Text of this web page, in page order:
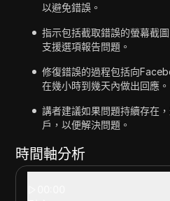
以避免錯誤。
指示包括截取錯誤的螢幕截
支援選項報告問題。
修復錯誤的過程包括向
在幾小時到幾天內做出回應。
講者建議如果問題持續存在
戶，以便解決問題。
時間軸分析